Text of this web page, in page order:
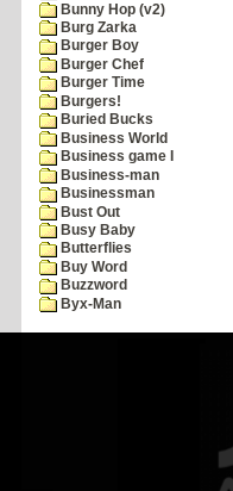
Bunny Hop (v2)
Burg Zarka
Burger Boy
Burger Chef
Burger Time
Burgers!
Buried Bucks
Business World
Business game I
Business-man
Businessman
Bust Out
Busy Baby
Butterflies
Buy Word
Buzzword
Byx-Man